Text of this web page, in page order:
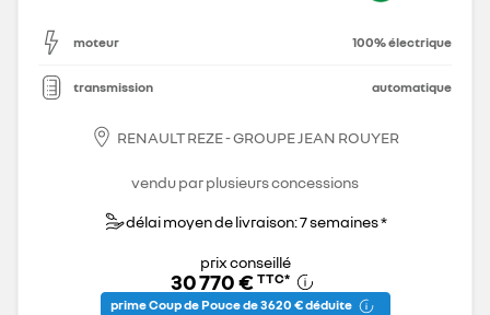
moteur 100% électrique
transmission automatique
RENAULT REZE - GROUPE JEAN ROUYER
vendu par plusieurs concessions
délai moyen de livraison: 7 semaines *
prix conseillé
30 770 € TTC*
prime Coup de Pouce de 3 620 € déduite